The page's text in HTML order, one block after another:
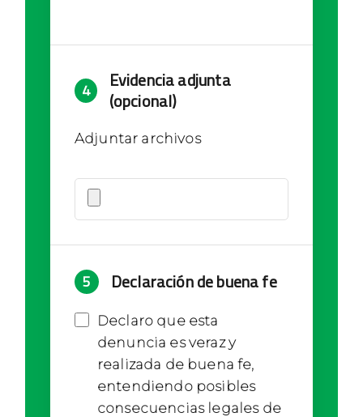
4
Evidencia adjunta
(opcional)
Adjuntar archivos
5 Declaración de buena fe
Declaro que esta
denuncia es veraz y
realizada de buena fe,
entendiendo posibles
consecuencias legales de